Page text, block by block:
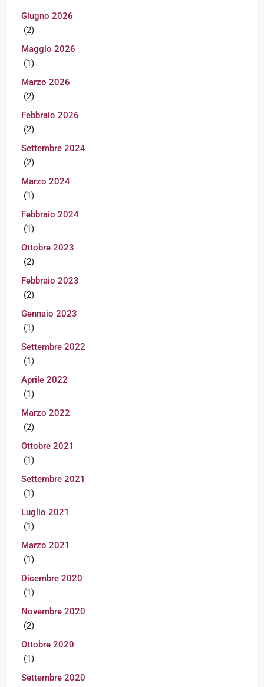
Giugno 2026
(2)
Maggio 2026
(1)
Marzo 2026
(2)
Febbraio 2026
(2)
Settembre 2024
(2)
Marzo 2024
(1)
Febbraio 2024
(1)
Ottobre 2023
(2)
Febbraio 2023
(2)
Gennaio 2023
(1)
Settembre 2022
(1)
Aprile 2022
(1)
Marzo 2022
(2)
Ottobre 2021
(1)
Settembre 2021
(1)
Luglio 2021
(1)
Marzo 2021
(1)
Dicembre 2020
(1)
Novembre 2020
(2)
Ottobre 2020
(1)
Settembre 2020